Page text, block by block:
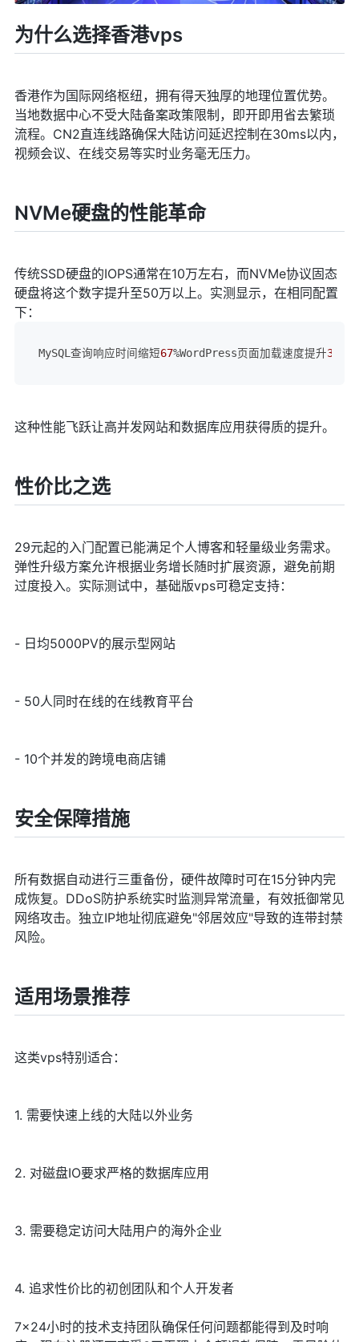
为什么选择香港vps
香港作为国际网络枢纽，拥有得天独厚的地理位置优势。
当地数据中心不受大陆备案政策限制，即开即用省去繁琐
流程。CN2直连线路确保大陆访问延迟控制在30ms以内，
视频会议、在线交易等实时业务毫无压力。
NVMe硬盘的性能革命
传统SSD硬盘的IOPS通常在10万左右，而NVMe协议固态
硬盘将这个数字提升至50万以上。实测显示，在相同配置
下：
MySQL查询响应时间缩短67%WordPress页面加载速度提升3
这种性能飞跃让高并发网站和数据库应用获得质的提升。
性价比之选
29元起的入门配置已能满足个人博客和轻量级业务需求。
弹性升级方案允许根据业务增长随时扩展资源，避免前期
过度投入。实际测试中，基础版vps可稳定支持：
- 日均5000PV的展示型网站
- 50人同时在线的在线教育平台
- 10个并发的跨境电商店铺
安全保障措施
所有数据自动进行三重备份，硬件故障时可在15分钟内完
成恢复。DDoS防护系统实时监测异常流量，有效抵御常见
网络攻击。独立IP地址彻底避免"邻居效应"导致的连带封禁
风险。
适用场景推荐
这类vps特别适合：
1. 需要快速上线的大陆以外业务
2. 对磁盘IO要求严格的数据库应用
3. 需要稳定访问大陆用户的海外企业
4. 追求性价比的初创团队和个人开发者
7×24小时的技术支持团队确保任何问题都能得到及时响